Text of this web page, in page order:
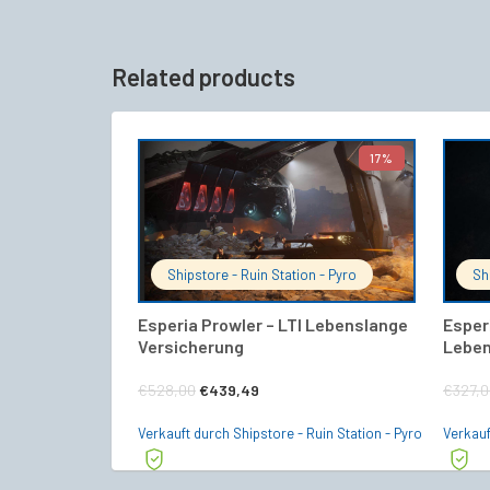
Related products
17%
Shipstore - Ruin Station - Pyro
Esperia Prowler – LTI Lebenslange
Versicherung
€528,00Ursprünglicher
€439,49
IN DEN WARENKORB
Verkauft durch Shipstore - Ruin Station - Pyro
€